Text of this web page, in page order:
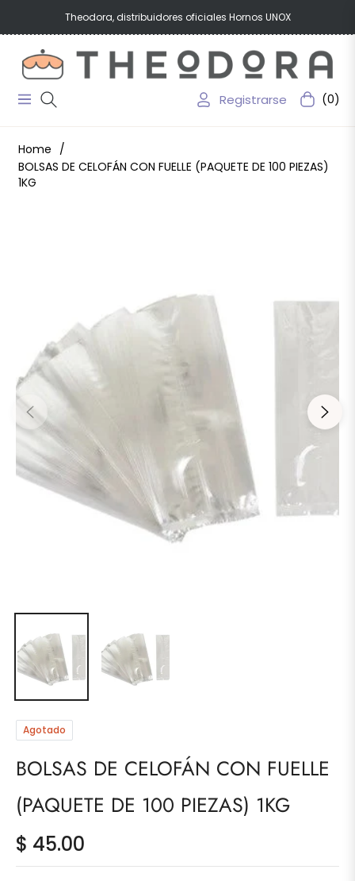
Theodora, distribuidores oficiales Hornos UNOX
Navigation Registrarse Carrito
(0)
Home /
BOLSAS DE CELOFÁN CON FUELLE (PAQUETE DE 100 PIEZAS)
1KG
Agotado
BOLSAS DE CELOFÁN CON FUELLE
(PAQUETE DE 100 PIEZAS) 1KG
Precio
habitual
$ 45.00